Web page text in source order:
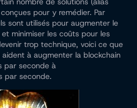
pour y remédier. Par
sont utilisés pour augmenter le
minimiser les coûts pour les
trop technique, voici ce que
aident à augmenter la blockchain
par seconde à
par seconde.